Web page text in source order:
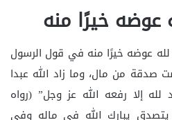
عوضه خيرًا منه
عوضه خيرًا منه في قول الرسول
صدقة من مال، وما زاد الله عبدا
لله إلا رفعه الله عز وجل” (رواه
يبارك الله في ماله وفي